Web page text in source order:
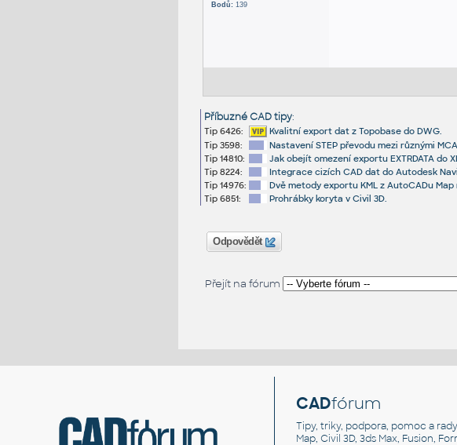
Bodů:139
Příbuzné CAD tipy:
Tip 6426:
Kvalitní export dat z Topobase do DWG.
Tip 3598:
Nastavení STEP převodu mezi různými
Tip 14810:
Jak obejít omezení exportu EXTRDATA do
Tip 8224:
Integrace cizích CAD dat do Autodesk
Tip 14976:
Dvě metody exportu KML z AutoCADu Map
Tip 6851:
Prohrábky koryta v Civil 3D.
Odpovědět
Přejít na fórum
CADfórum
Tipy, triky, podpora, pomoc a
Map, Civil 3D, 3ds Max, Fusion,